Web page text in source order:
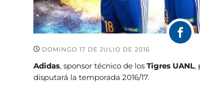
DOMINGO 17 DE JULIO DE 2016
Adidas, sponsor técnico de losTigres UANL,
disputará la temporada 2016/17.